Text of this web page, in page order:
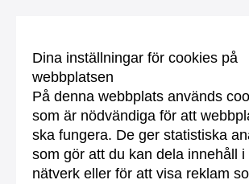
Dina inställningar för cookies på
webbplatsen
På denna webbplats används
som är nödvändiga för att
ska fungera. De ger statistiska
som gör att du kan dela innehåll i
nätverk eller för att visa reklam